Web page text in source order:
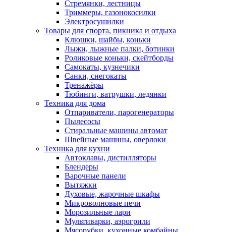
Стремянки, лестницы
Триммеры, газонокосилки
Электросушилки
Товары для спорта, пикника и отдыха
Клюшки, шайбы, коньки
Лыжи, лыжные палки, ботинки
Роликовые коньки, скейтборды
Самокаты, кузнечики
Санки, снегокаты
Тренажёры
Тюбинги, ватрушки, ледянки
Техника для дома
Отпариватели, парогенераторы
Пылесосы
Стиральные машины автомат
Швейные машины, оверлоки
Техника для кухни
Автоклавы, дистилляторы
Блендеры
Варочные панели
Вытяжки
Духовые, жарочные шкафы
Микроволновые печи
Морозильные лари
Мультиварки, аэрогрили
Мясорубки, кухонные комбайны